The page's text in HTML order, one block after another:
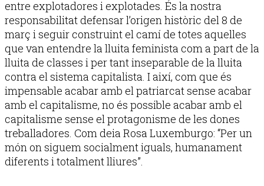
entre explotadores i explotades. És la nostra
responsabilitat defensar l’origen històric del 8 de
març i seguir construint el camí de totes aquelles
que van entendre la lluita feminista com a part de la
lluita de classes i per tant inseparable de la lluita
contra el sistema capitalista. I així, com que és
impensable acabar amb el patriarcat sense acabar
amb el capitalisme, no és possible acabar amb el
capitalisme sense el protagonisme de les dones
treballadores. Com deia Rosa Luxemburgo: “Per un
món on siguem socialment iguals, humanament
diferents i totalment lliures”.